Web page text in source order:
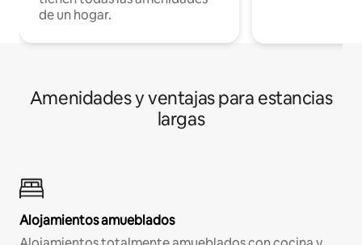
de un hogar.
Amenidades y ventajas para estancias
largas
Alojamientos amueblados